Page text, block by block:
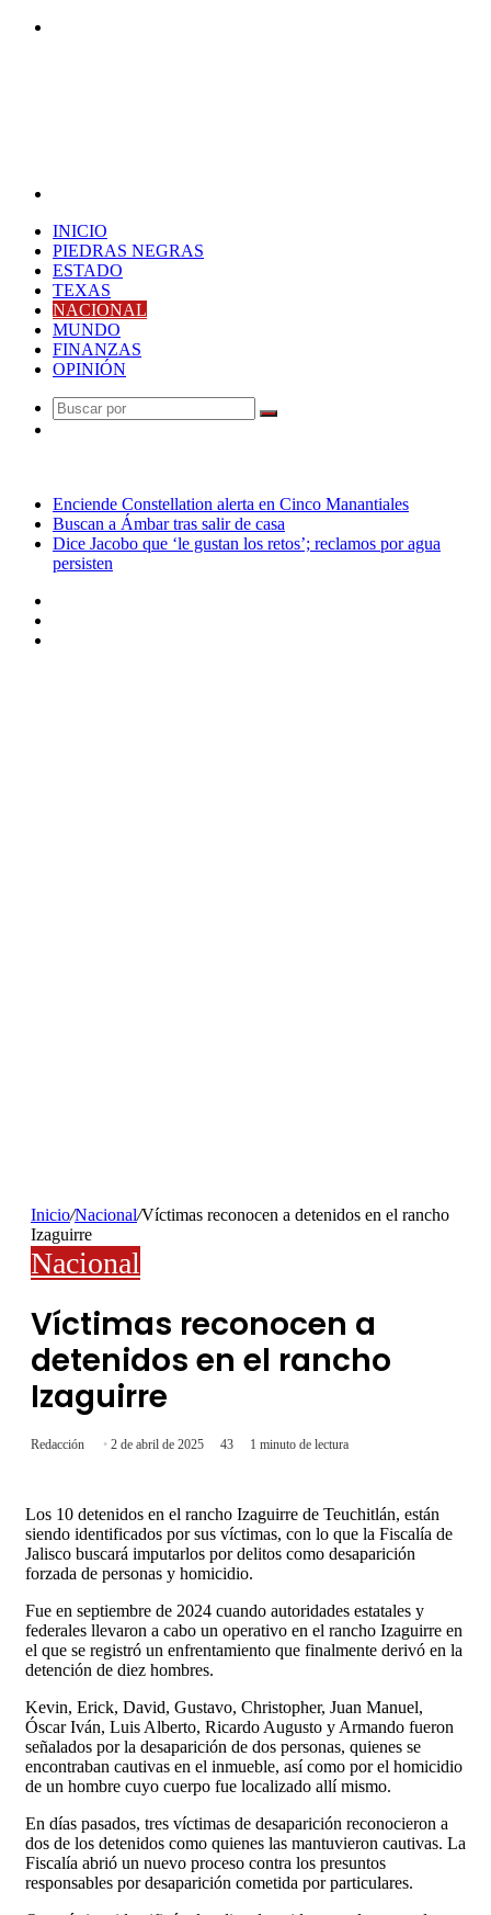
INICIO
PIEDRAS NEGRAS
ESTADO
TEXAS
NACIONAL
MUNDO
FINANZAS
OPINIÓN
Buscar
Enciende Constellation alerta en Cinco Manantiales
Buscan a Ámbar tras salir de casa
Dice Jacobo que ‘le gustan los retos’; reclamos por agua
persisten
Inicio/Nacional/Víctimas reconocen a detenidos en el rancho
Izaguirre
Nacional
Víctimas reconocen a
detenidos en el rancho
Izaguirre
Redacción 2 de abril de 2025 43 1 minuto de lectura
Los 10 detenidos en el rancho Izaguirre de Teuchitlán, están
siendo identificados por sus víctimas, con lo que la Fiscalía de
Jalisco buscará imputarlos por delitos como desaparición
forzada de personas y homicidio.
Fue en septiembre de 2024 cuando autoridades estatales y
federales llevaron a cabo un operativo en el rancho Izaguirre en
el que se registró un enfrentamiento que finalmente derivó en la
detención de diez hombres.
Kevin, Erick, David, Gustavo, Christopher, Juan Manuel,
Óscar Iván, Luis Alberto, Ricardo Augusto y Armando fueron
señalados por la desaparición de dos personas, quienes se
encontraban cautivas en el inmueble, así como por el homicidio
de un hombre cuyo cuerpo fue localizado allí mismo.
En días pasados, tres víctimas de desaparición reconocieron a
dos de los detenidos como quienes las mantuvieron cautivas. La
Fiscalía abrió un nuevo proceso contra los presuntos
responsables por desaparición cometida por particulares.